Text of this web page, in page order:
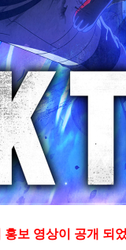
보 영상이 공개 되